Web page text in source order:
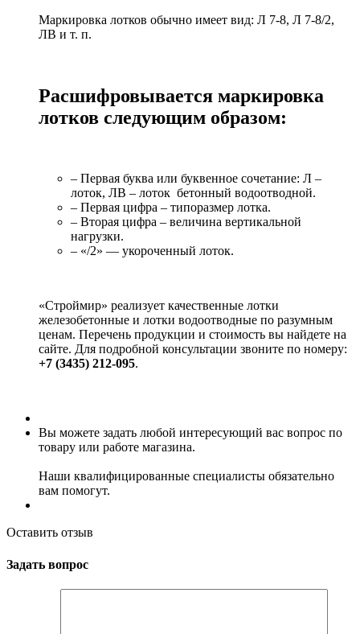
Маркировка лотков обычно имеет вид: Л 7-8, Л 7-8/2,
ЛВ и т. п.
Расшифровывается маркировка
лотков следующим образом:
– Первая буква или буквенное сочетание: Л –
лоток, ЛВ – лоток бетонный водоотводной.
– Первая цифра – типоразмер лотка.
– Вторая цифра – величина вертикальной
нагрузки.
– «/2» ― укороченный лоток.
«Строймир» реализует качественные лотки
железобетонные и лотки водоотводные по разумным
ценам. Перечень продукции и стоимость вы найдете на
сайте. Для подробной консультации звоните по номеру:
+7 (3435) 212-095.
Вы можете задать любой интересующий вас вопрос по
товару или работе магазина.
Наши квалифицированные специалисты обязательно
вам помогут.
Оставить отзыв
Задать вопрос